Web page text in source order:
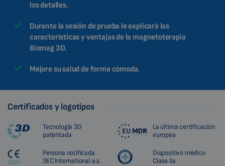
los detalles.
Durante la sesión de prueba le explicará las
características y ventajas de la magnetoterapia
Biomag 3D.
Mejore su salud de forma cómoda.
Certificados y logotipos
Tecnología 3D
patentada
La última certificación
europea
Persona notificada
3EC International a.s.
Dispositivo médico
Clase IIa